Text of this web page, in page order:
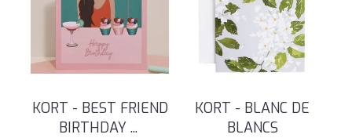
KORT - BEST FRIEND
BIRTHDAY ...
KORT - BLANC DE
BLANCS